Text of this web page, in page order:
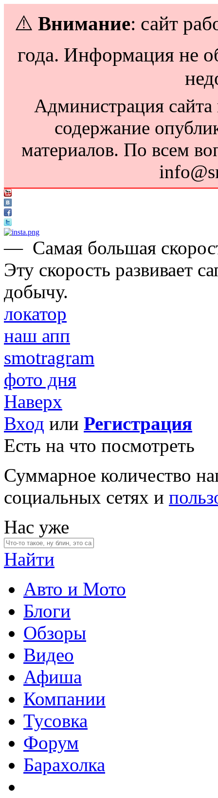
⚠️ Внимание: сайт
года. Информация не
Администрация сайта
содержание
материалов. По всем
— Самая большая
Эту скорость развивает
добычу.
локатор
наш апп
smotragram
фото дня
Наверх
Вход или Регистрация
Есть на что посмотреть
Суммарное количество
социальных сетях и
Нас уже
Найти
Авто и Мото
Блоги
Обзоры
Видео
Афиша
Компании
Тусовка
Форум
Барахолка